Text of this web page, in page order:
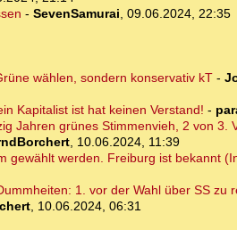
- SevenSamurai, 09.06.2024, 22:35
wählen, sondern konservativ kT-
Kapitalist ist hat keinen Verstand! -
Jahren grünes Stimmenvieh, 2 von 3.
, 10.06.2024, 11:39
gewählt werden. Freiburg ist bekannt
1. vor der Wahl über SS
, 10.06.2024, 06:31